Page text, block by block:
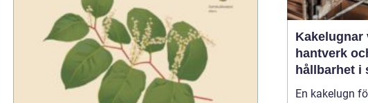
Kakelugnar värme,
hantverk
hållbarhet i
eldstad
En kakelugn